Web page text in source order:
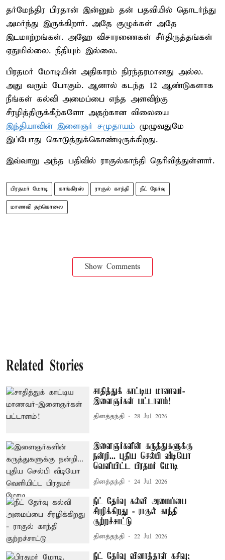
தர்மேந்திர பிரதான் இன்னும் தன் பதவியில் தொடர்ந்து
அமர்ந்து இருக்கிறார். அதே குழுக்கள் அதே
இடமாற்றங்கள். அஹே விசாரணைகள் சீர்திருத்தங்கள்
ஏதுமில்லை. நீதியும் இல்லை.
பிரதமர் மோடியின் அதிகாரம் நிரந்தரமானது அல்ல.
அது வரும் போகும். ஆனால் கடந்த 12 ஆண்டுகளாக
நீங்கள் கல்வி அமைப்பை எந்த அளவிற்கு
சீரழித்திருக்கீற்களோ அதற்கான விலையை
இந்தியாவின் இளைஞர் சமுதாயம் முழுவதுமே
இப்போது கொடுத்துக்கொண்டிருக்கிறது.
இவ்வாறு அந்த பதிவில் ராகுல்காந்தி தெரிவித்துள்ளார்.
பிரதமர் மோடி காங்கிரஸ் ராகுல் காந்தி நீட் தேர்வு
மாணவி தற்கொலை
Show Comments
Related Stories
சாதித்துக் காட்டிய மாணவர்-
இளைஞர்கள் பட்டாளம்!
தினத்தந்தி 28 Jul 2026
இளைஞர்களின் கருத்துகளுக்கு
நன்றி... புதிய செல்பி வீடியோ
வெளியிட்ட பிரதமர் மோடி
தினத்தந்தி 24 Jul 2026
நீட் தேர்வு கல்வி அமைப்பை
சீரழிக்கிறது - ராகுல் காந்தி
குற்றச்சாட்டு
தினத்தந்தி 22 Jul 2026
நீட் தேர்வு வினாத்தாள் கசிவு;